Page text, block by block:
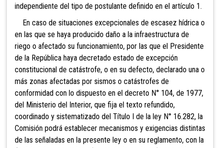
independiente del tipo de postulante definido en el artículo 1.
En caso de situaciones excepcionales de escasez hídrica o
en las que se haya producido daño a la infraestructura de
riego o afectado su funcionamiento, por las que el Presidente
de la República haya decretado estado de excepción
constitucional de catástrofe, o en su defecto, declarado una o
más zonas afectadas por sismos o catástrofes de
conformidad con lo dispuesto en el decreto N° 104, de 1977,
del Ministerio del Interior, que fija el texto refundido,
coordinado y sistematizado del Título I de la ley N° 16.282, la
Comisión podrá establecer mecanismos y exigencias distintas
de las señaladas en la presente ley o en su reglamento, con la